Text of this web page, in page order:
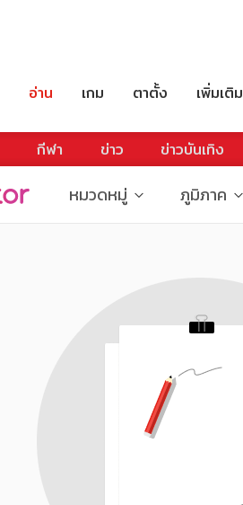
อ่าน เกม ตาตั้ง เพิ่มเติม
กีฬา ข่าว ข่าวบันเทิง
หมวดหมู่ ภูมิภาค